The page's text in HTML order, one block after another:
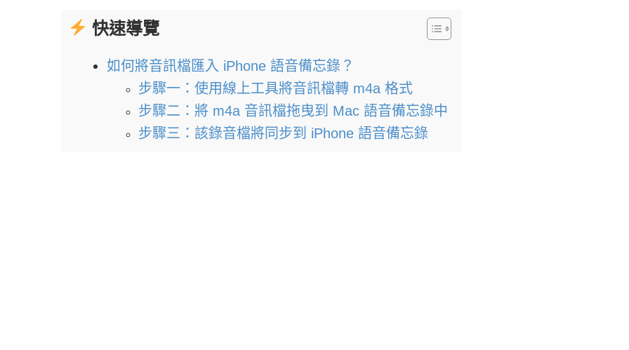
快速導覽
如何將音訊檔匯入 iPhone 語音備忘錄？
步驟一：使用線上工具將音訊檔轉 m4a 格式
步驟二：將 m4a 音訊檔拖曳到 Mac 語音備忘錄中
步驟三：該錄音檔將同步到 iPhone 語音備忘錄